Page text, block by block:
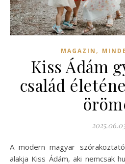
MAGAZIN ,
Kiss Ádám
család
A modern magyar szórakoztatóipar egyik legismertebb
alakja Kiss Ádám, aki nemcsak